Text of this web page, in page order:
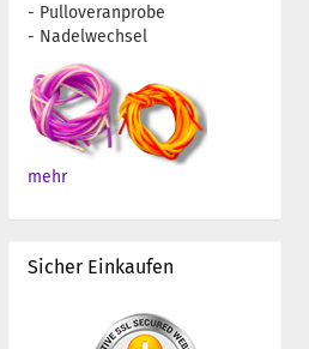
- Pulloveranprobe
- Nadelwechsel
mehr
Sicher Einkaufen